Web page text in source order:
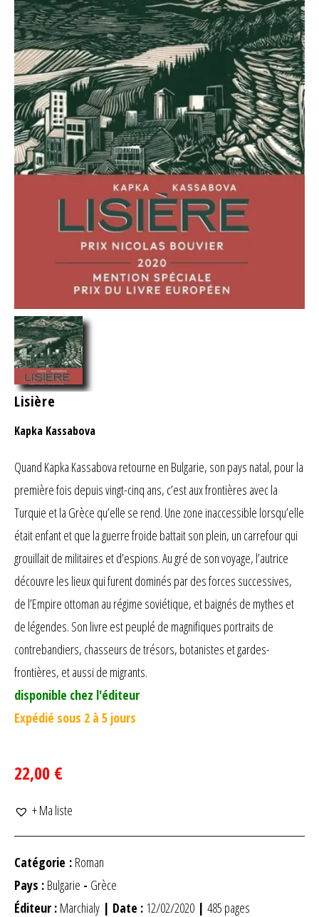
Lisière
Kapka Kassabova
Quand Kapka Kassabova retourne en Bulgarie, son pays natal, pour la
première fois depuis vingt-cinq ans, c’est aux frontières avec la
Turquie et la Grèce qu’elle se rend. Une zone inaccessible lorsqu’elle
était enfant et que la guerre froide battait son plein, un carrefour qui
grouillait de militaires et d’espions. Au gré de son voyage, l’autrice
découvre les lieux qui furent dominés par des forces successives,
de l’Empire ottoman au régime soviétique, et baignés de mythes et
de légendes. Son livre est peuplé de magnifiques portraits de
contrebandiers, chasseurs de trésors, botanistes et gardes-
frontières, et aussi de migrants.
disponible chez l'éditeur
Expédié sous 2 à 5 jours
22,00 €
+ Ma liste
Catégorie : Roman
Pays : Bulgarie - Grèce
Éditeur : Marchialy | Date : 12/02/2020 | 485 pages